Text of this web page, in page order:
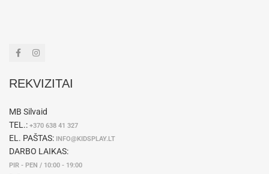
REKVIZITAI
MB Silvaid
TEL.: +370 638 41 327
EL. PAŠTAS: INFO@KIDSPLAY.LT
DARBO LAIKAS:
PIR - PEN / 10:00 - 19:00